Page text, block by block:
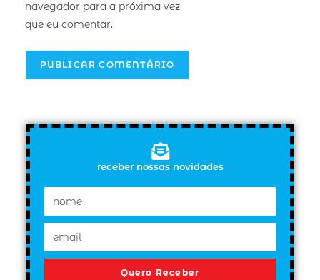
navegador para a próxima vez
que eu comentar.
receber nossas novidades
Quero Receber